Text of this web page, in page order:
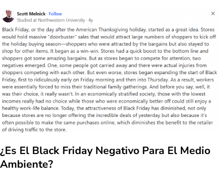
¿Es El Black Friday Negativo Para El Medio
Ambiente?